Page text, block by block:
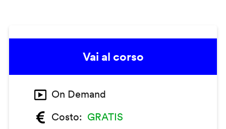
Vai al corso
On Demand
Costo
GRATIS